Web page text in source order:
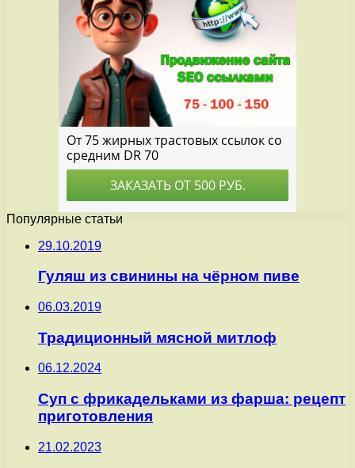
Популярные статьи
29.10.2019
Гуляш из свинины на чёрном пиве
06.03.2019
Традиционный мясной митлоф
06.12.2024
Суп с фрикадельками из фарша: рецепт
приготовления
21.02.2023